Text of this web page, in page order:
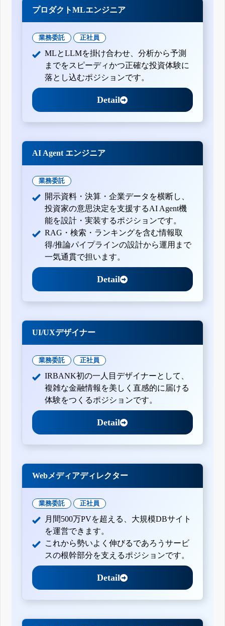
プロダクトMLエンジニア
業務委託 正社員
MLとLLMを掛け合わせ、分析から予測
までをスピーディかつ正確な投資体験に
落とし込むポジションです。
Detail
AI Agent エンジニア
業務委託
開示資料・決算・企業データを横断し、
投資家の意思決定を支援するAI Agent機
能を設計・実装するポジションです。
RAG・検索・ランキングを含む情報取
得/推論パイプラインの設計から運用まで
一気通貫で担います。
Detail
UI/UXデザイナー
業務委託 正社員
IRBANK初の一人目デザイナーとして、
複雑な金融情報を美しく直感的に届ける
体験をつくるポジションです。
Detail
Webメディアディレクター
業務委託 正社員
月間500万PVを超える、大規模DBサイト
を運営できます。
これから勢いよく伸びるであろうサービ
スの根幹部分を支えるポジションです。
Detail